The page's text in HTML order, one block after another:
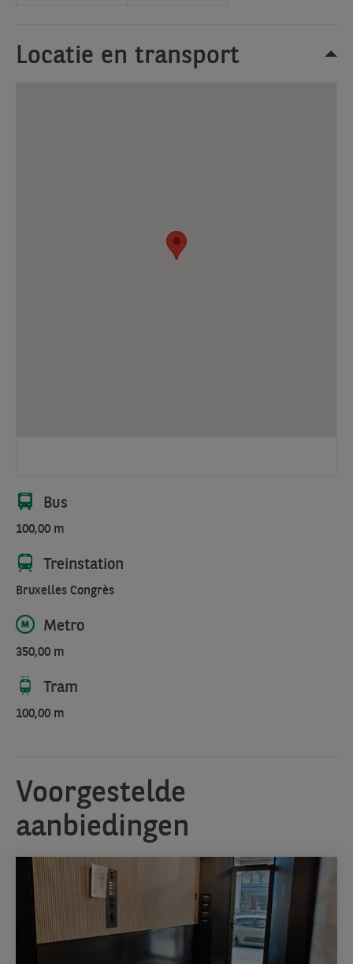
Locatie en transport
Bus
100,00 m
Treinstation
Bruxelles Congrès
Metro
350,00 m
Tram
100,00 m
Voorgestelde
aanbiedingen